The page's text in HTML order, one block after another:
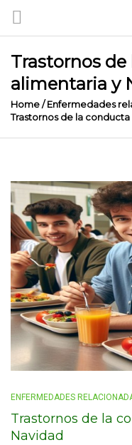
Trastornos
alimentaria y
Home/ Enfermedades
Trastornos de la
ENFERMEDADES
Trastornos de la
Navidad